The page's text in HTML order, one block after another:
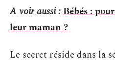
A voir aussi :Bébés :
leur maman ?
Le secret réside dans la